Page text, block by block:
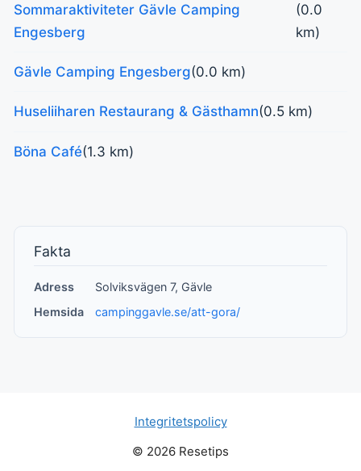
Sommaraktiviteter Gävle Camping
Engesberg
(0.0
km)
Gävle Camping Engesberg(0.0 km)
Huseliiharen Restaurang & Gästhamn(0.5 km)
Böna Café(1.3 km)
Fakta
Adress
Solviksvägen 7, Gävle
Hemsida
campinggavle.se/att-gora/
Integritetspolicy
© 2026 Resetips